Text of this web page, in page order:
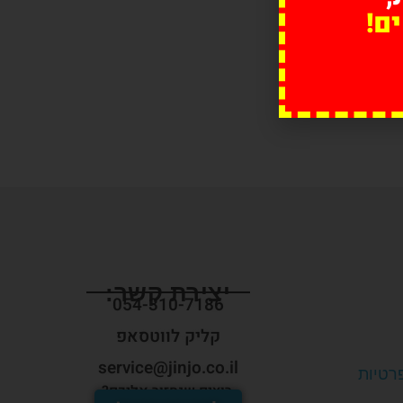
יצירת קשר:
054-310-7186
קליק לווטסאפ
service@jinjo.co.il
רוצים שנחזור אליכם?